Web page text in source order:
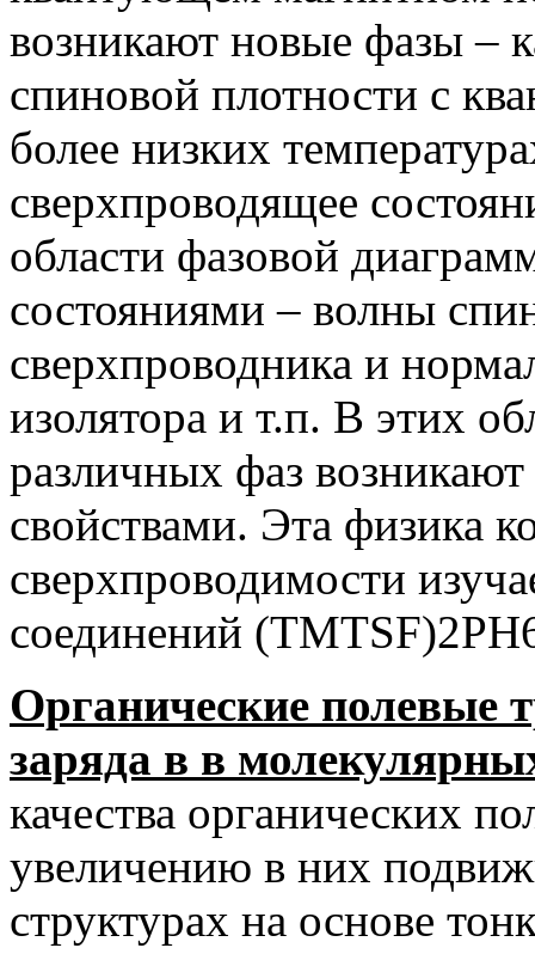
возникают новые фазы –
спиновой плотности с
более низких
сверхпроводящее
области фазовой
состояниями – волны
сверхпроводника и
изолятора и т.п. В этих
различных фаз
свойствами. Эта физика
сверхпроводимости
соединений
Органические полевые
заряда в в
качества органических
увеличению в них
структурах на основе